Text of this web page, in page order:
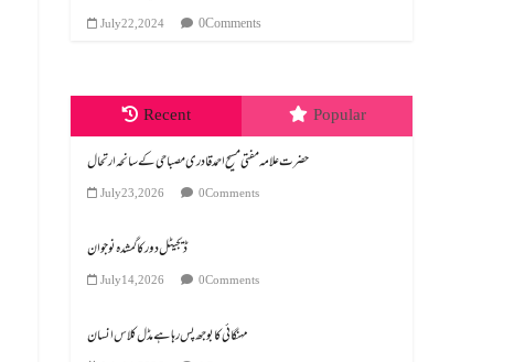
July 22, 2024 0 Comments
Recent Popular
July 23, 2026 0 Comments
ڈیجیٹل دور کا گمشدہ نوجوان
July 14, 2026 0 Comments
مہنگائی کا بوجھ پس رہا ہے مڈل کلاس انسان